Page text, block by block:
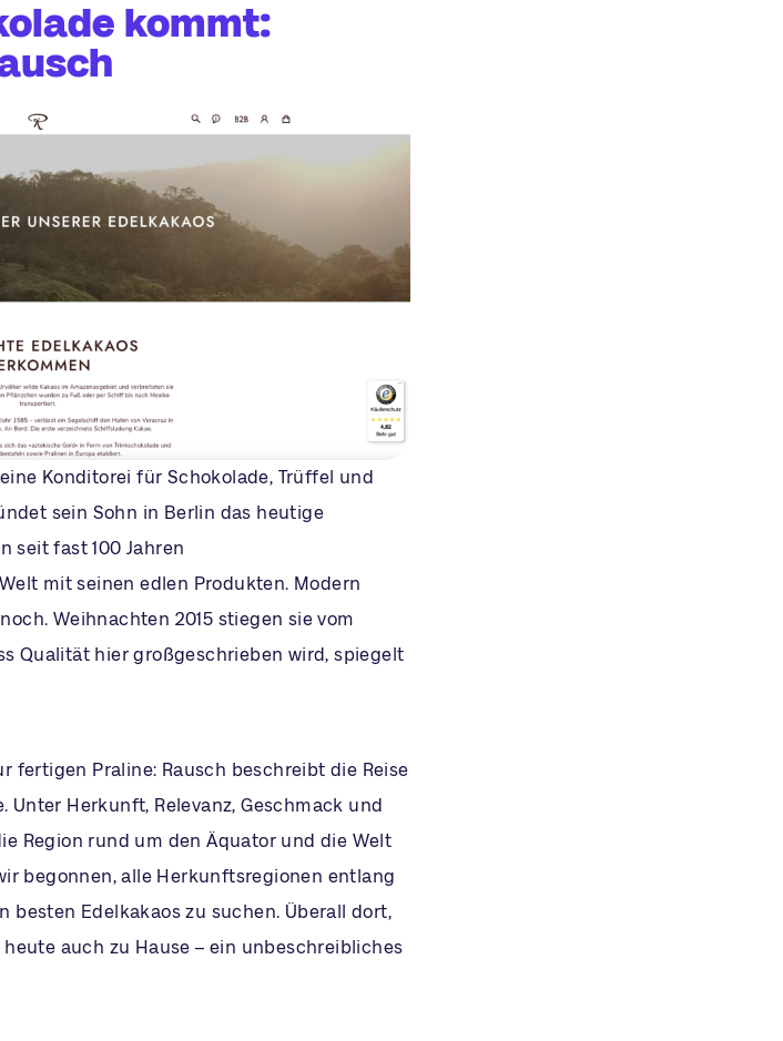
kommt:
Konditorei für Schokolade, Trüffel und
sein Sohn in Berlin das heutige
seit fast 100 Jahren
mit seinen edlen Produkten. Modern
Weihnachten 2015 stiegen sie vom
Qualität hier großgeschrieben wird, spiegelt
fertigen Praline: Rausch beschreibt die Reise
Unter Herkunft, Relevanz, Geschmack und
Region rund um den Äquator und die Welt
begonnen, alle Herkunftsregionen entlang
besten Edelkakaos zu suchen. Überall dort,
auch zu Hause – ein unbeschreibliches